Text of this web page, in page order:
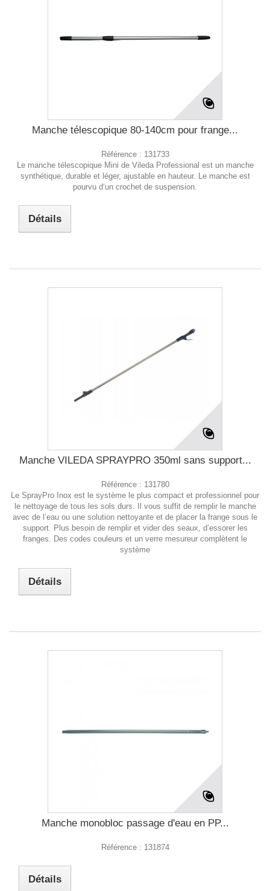
Manche télescopique 80-140cm pour frange...
Référence : 131733
Le manche télescopique Mini de Vileda Professional est un manche
synthétique, durable et léger, ajustable en hauteur. Le manche est
pourvu d‘un crochet de suspension.
Détails
Manche VILEDA SPRAYPRO 350ml sans support...
Référence : 131780
Le SprayPro Inox est le système le plus compact et professionnel pour
le nettoyage de tous les sols durs. Il vous suffit de remplir le manche
avec de l’eau ou une solution nettoyante et de placer la frange sous le
support. Plus besoin de remplir et vider des seaux, d’essorer les
franges. Des codes couleurs et un verre mesureur complètent le
système
Détails
Manche monobloc passage d'eau en PP...
Référence : 131874
Détails